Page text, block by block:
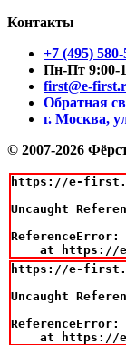
Контакты
+7 (495)
Пн-Пт 9:00-
first@e-
Обратная
г. Москва,
© 2007-2026
https://e-first.ru/
Uncaught
at https://
https://e-first.ru/
Uncaught
at https://